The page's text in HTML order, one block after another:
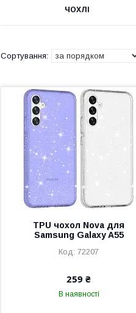
ЧОХЛІ
TPU чохол Nova для
Samsung Galaxy A55
72207
259 ₴
В наявності